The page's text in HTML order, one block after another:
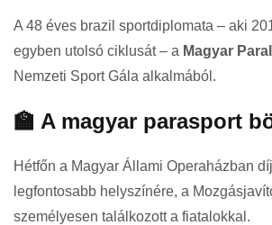
A 48 éves brazil sportdiplomata – aki
egyben utolsó ciklusát – a Magyar
Nemzeti Sport Gála alkalmából.
🏫 A magyar parasport
Hétfőn a Magyar Állami Operaházban
legfontosabb helyszínére, a
személyesen találkozott a fiatalokkal.